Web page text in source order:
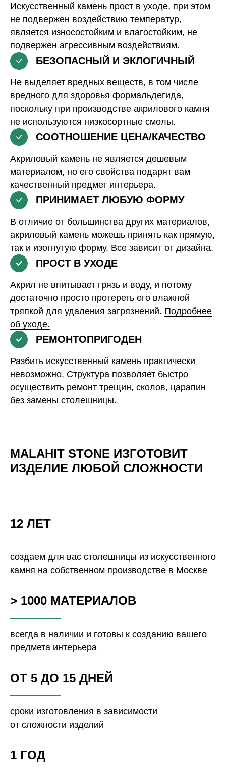
Искусственный камень прост в уходе, при этом
не подвержен воздействию температур,
является износостойким и влагостойким, не
подвержен агрессивным воздействиям.
БЕЗОПАСНЫЙ И ЭКЛОГИЧНЫЙ
Не выделяет вредных веществ, в том числе
вредного для здоровья формальдегида,
поскольку при производстве акрилового камня
не используются низкосортные смолы.
СООТНОШЕНИЕ ЦЕНА/КАЧЕСТВО
Акриловый камень не является дешевым
материалом, но его свойства подарят вам
качественный предмет интерьера.
ПРИНИМАЕТ ЛЮБУЮ ФОРМУ
В отличие от большинства других материалов,
акриловый камень можешь принять как прямую,
так и изогнутую форму. Все зависит от дизайна.
ПРОСТ В УХОДЕ
Акрил не впитывает грязь и воду, и потому
достаточно просто протереть его влажной
тряпкой для удаления загрязнений. Подробнее
об уходе.
РЕМОНТОПРИГОДЕН
Разбить искусственный камень практически
невозможно. Структура позволяет быстро
осуществить ремонт трещин, сколов, царапин
без замены столешницы.
MALAHIT STONE ИЗГОТОВИТ
ИЗДЕЛИЕ ЛЮБОЙ СЛОЖНОСТИ
12 ЛЕТ
создаем для вас столешницы из искусственного
камня на собственном производстве в Москве
> 1000 МАТЕРИАЛОВ
всегда в наличии и готовы к созданию вашего
предмета интерьера
ОТ 5 ДО 15 ДНЕЙ
сроки изготовления в зависимости
от сложности изделий
1 ГОД